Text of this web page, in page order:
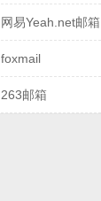
网易Yeah.net邮箱
foxmail
263邮箱